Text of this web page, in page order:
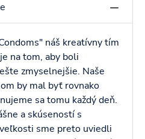
náš kreatívny tím
na tom, aby boli
zmyselnejšie. Naše
by mal byť rovnako
sa tomu každý deň.
a skúseností s
sme preto uviedli